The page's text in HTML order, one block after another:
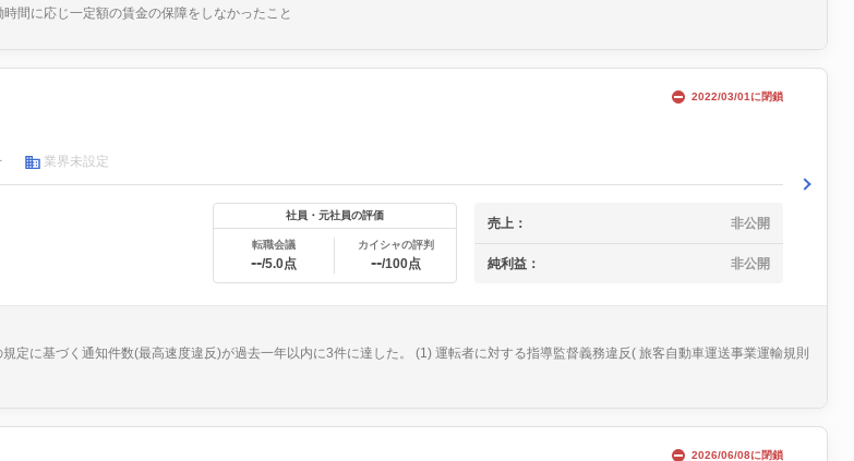
間に応じ一定額の賃金の保障をしなかったこと
2022/03/01に閉鎖
業界未設定
社員・元社員の評価
転職会議
--/5.0点
カイシャの評判
--/100点
売上： 非公開
純利益： 非公開
定に基づく通知件数(最高速度違反)が過去一年以内に3件に達した。 (1) 運転者に対する指導監督義務違反( 旅客自動車運送事業運輸規則
2026/06/08に閉鎖